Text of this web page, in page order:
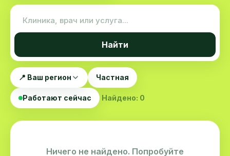
Найти
📍 Ваш регион Частная
Работают сейчас Найдено: 0
Ничего не найдено. Попробуйте